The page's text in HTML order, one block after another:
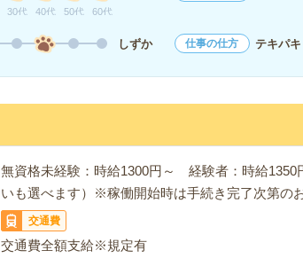
30代 40代 50代 60代
しずか 仕事の仕方 テキパキ
無資格未経験：時給1300円～ 経験者：時給
いも選べます）※稼働開始時は手続き完了次第の
交通費
交通費全額支給※規定有